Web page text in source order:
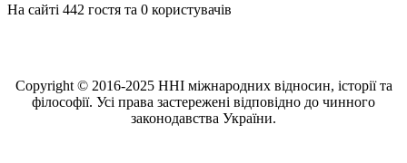
На сайті 442 гостя та 0 користувачів
Copyright © 2016-2025 ННІ міжнародних відносин, історії та
філософії. Усі права застережені відповідно до чинного
законодавства України.